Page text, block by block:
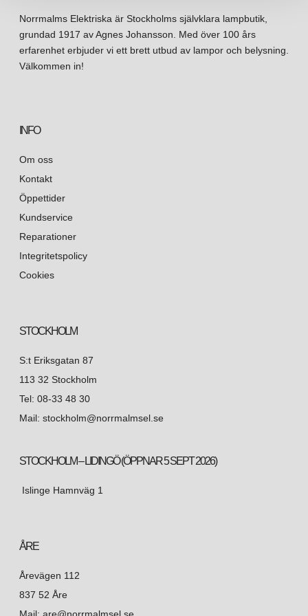
Norrmalms Elektriska är Stockholms självklara lampbutik,
grundad 1917 av Agnes Johansson. Med över 100 års
erfarenhet erbjuder vi ett brett utbud av lampor och belysning.
Välkommen in!
INFO
Om oss
Kontakt
Öppettider
Kundservice
Reparationer
Integritetspolicy
Cookies
STOCKHOLM
S:t Eriksgatan 87
113 32 Stockholm
Tel: 08-33 48 30
Mail: stockholm@norrmalmsel.se
STOCKHOLM – LIDINGÖ (ÖPPNAR 5 SEPT 2026)
Islinge Hamnväg 1
ÅRE
Årevägen 112
837 52 Åre